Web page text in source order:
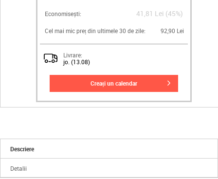
Economisești: 41,81 Lei (45%)
Cel mai mic preț din ultimele 30 de zile: 92,90 Lei
Livrare:
jo. (13.08)
creați un calendar
Descriere
Detalii